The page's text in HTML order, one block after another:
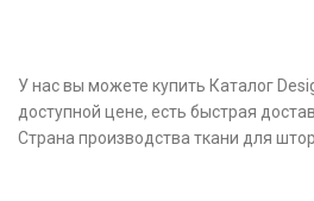
У нас вы можете купить Каталог
доступной цене, есть быстрая
Страна производства ткани для